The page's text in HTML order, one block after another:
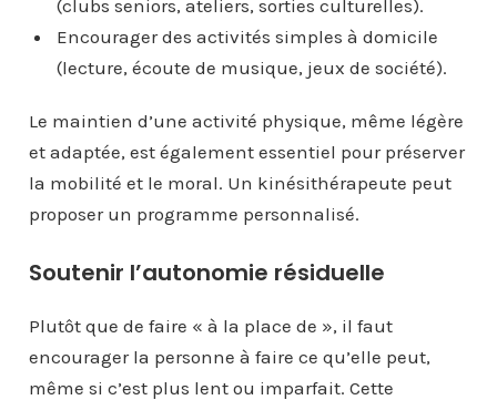
(clubs seniors, ateliers, sorties culturelles).
Encourager des activités simples à domicile
(lecture, écoute de musique, jeux de société).
Le maintien d’une activité physique, même légère
et adaptée, est également essentiel pour préserver
la mobilité et le moral. Un kinésithérapeute peut
proposer un programme personnalisé.
Soutenir l’autonomie résiduelle
Plutôt que de faire « à la place de », il faut
encourager la personne à faire ce qu’elle peut,
même si c’est plus lent ou imparfait. Cette